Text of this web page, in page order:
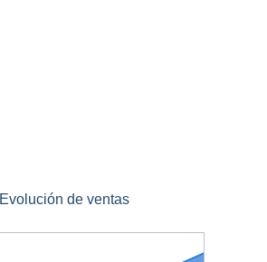
Evolución de ventas